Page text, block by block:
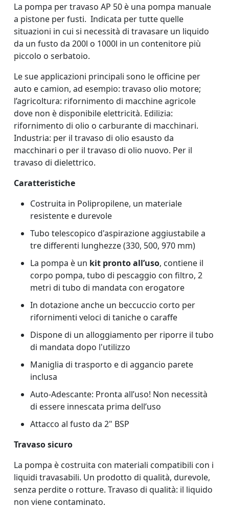
La pompa per travaso AP 50 è una pompa manuale
a pistone per fusti. Indicata per tutte quelle
situazioni in cui si necessità di travasare un liquido
da un fusto da 200l o 1000l in un contenitore più
piccolo o serbatoio.
Le sue applicazioni principali sono le officine per
auto e camion, ad esempio: travaso olio motore;
l’agricoltura: rifornimento di macchine agricole
dove non è disponibile elettricità. Edilizia:
rifornimento di olio o carburante di macchinari.
Industria: per il travaso di olio esausto da
macchinari o per il travaso di olio nuovo. Per il
travaso di dielettrico.
Caratteristiche
Costruita in Polipropilene, un materiale
resistente e durevole
Tubo telescopico d'aspirazione aggiustabile a
tre differenti lunghezze (330, 500, 970 mm)
La pompa è un kit pronto all’uso, contiene il
corpo pompa, tubo di pescaggio con filtro, 2
metri di tubo di mandata con erogatore
In dotazione anche un beccuccio corto per
rifornimenti veloci di taniche o caraffe
Dispone di un alloggiamento per riporre il tubo
di mandata dopo l'utilizzo
Maniglia di trasporto e di aggancio parete
inclusa
Auto-Adescante: Pronta all’uso! Non necessità
di essere innescata prima dell’uso
Attacco al fusto da 2" BSP
Travaso sicuro
La pompa è costruita con materiali compatibili con i
liquidi travasabili. Un prodotto di qualità, durevole,
senza perdite o rotture. Travaso di qualità: il liquido
non viene contaminato.